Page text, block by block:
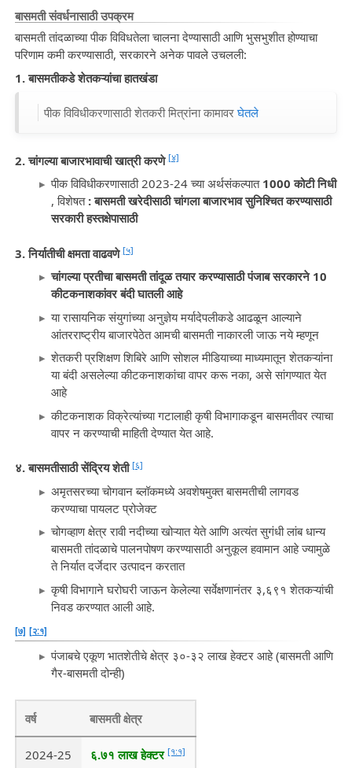
बासमती संवर्धनासाठीउपक्रम
बासमती तांदळाच्या पीक विविधतेला चालना देण्यासाठी आणि भुसभुशीत होण्याचा
परिणाम कमी करण्यासाठी, सरकारने अनेक पावले उचलली:
1. बासमतीकडे शेतकऱ्यांचा हातखंडा
पीक विविधीकरणासाठी शेतकरी मित्रांना कामावरघेतले
2. चांगल्या बाजारभावाची खात्री करणे [४]
पीक विविधीकरणासाठी 2023-24 च्या अर्थसंकल्पात 1000 कोटी निधी
, विशेषत : बासमती खरेदीसाठी चांगला बाजारभाव सुनिश्चित करण्यासाठी
सरकारी हस्तक्षेपासाठी
3. निर्यातीची क्षमता वाढवणे [५]
चांगल्या प्रतीचा बासमती तांदूळ तयार करण्यासाठी पंजाब सरकारने 10
कीटकनाशकांवर बंदी घातली आहे
या रासायनिक संयुगांच्या अनुज्ञेय मर्यादेपलीकडे आढळून आल्याने
आंतरराष्ट्रीय बाजारपेठेत आमची बासमती नाकारली जाऊ नये म्हणून
शेतकरी प्रशिक्षण शिबिरे आणि सोशल मीडियाच्या माध्यमातून शेतकऱ्यांना
या बंदी असलेल्या कीटकनाशकांचा वापर करू नका, असे सांगण्यात येत
आहे
कीटकनाशक विक्रेत्यांच्या गटालाही कृषी विभागाकडून बासमतीवर त्याचा
वापर न करण्याची माहिती देण्यात येत आहे.
४. बासमतीसाठी सेंद्रिय शेती [६]
अमृतसरच्या चोगवान ब्लॉकमध्ये अवशेषमुक्त बासमतीची लागवड
करण्याचा पायलट प्रोजेक्ट
चोगव्हाण क्षेत्र रावी नदीच्या खोऱ्यात येते आणि अत्यंत सुगंधी लांब धान्य
बासमती तांदळाचे पालनपोषण करण्यासाठी अनुकूल हवामान आहे ज्यामुळे
ते निर्यात दर्जेदार उत्पादन करतात
कृषी विभागाने घरोघरी जाऊन केलेल्या सर्वेक्षणानंतर ३,६९१ शेतकऱ्यांची
निवड करण्यात आली आहे.
[७] [२:१]
पंजाबचे एकूण भातशेतीचे क्षेत्र ३०-३२ लाख हेक्टर आहे (बासमती आणि
गैर-बासमती दोन्ही)
वर्ष बासमती क्षेत्र
2024-25 ६.७१ लाख हेक्टर [१:१]